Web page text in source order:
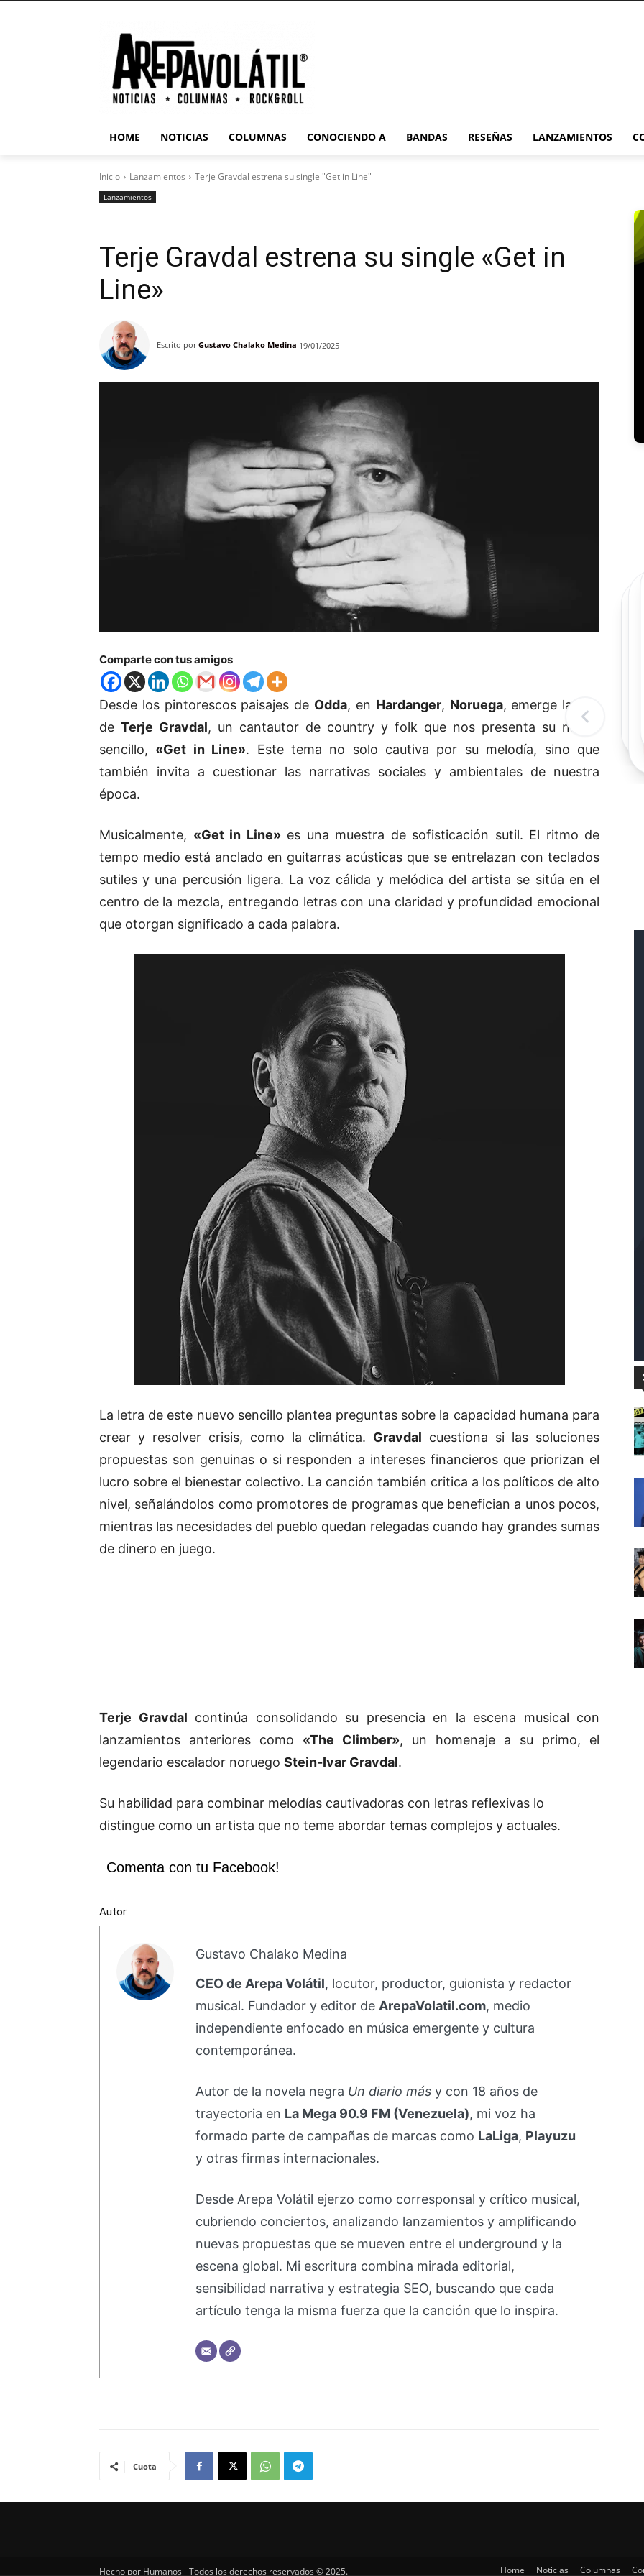
HOME NOTICIAS COLUMNAS CONOCIENDO A BANDAS RESEÑAS LANZAMIENTOS
Inicio Lanzamientos Terje Gravdal estrena su single "Get in Line"
Lanzamientos
Terje Gravdal estrena su single «Get in
Line»
Escrito por Gustavo Chalako Medina 19/01/2025
Comparte con tus amigos
Desde los pintorescos paisajes de Odda, en Hardanger, Noruega, emerge la voz
de Terje Gravdal, un cantautor de country y folk que nos presenta su nuevo
sencillo, «Get in Line». Este tema no solo cautiva por su melodía, sino que
también invita a cuestionar las narrativas sociales y ambientales de nuestra
época.
Musicalmente, «Get in Line»es una muestra de sofisticación sutil. El ritmo de
tempo medio está anclado en guitarras acústicas que se entrelazan con teclados
sutiles y una percusión ligera. La voz cálida y melódica del artista se sitúa en el
centro de la mezcla, entregando letras con una claridad y profundidad emocional
que otorgan significado a cada palabra.
La letra de este nuevo sencillo plantea preguntas sobre la capacidad humana para
crear y resolver crisis, como la climática. Gravdal cuestiona si las soluciones
propuestas son genuinas o si responden a intereses financieros que priorizan el
lucro sobre el bienestar colectivo. La canción también critica a los políticos de alto
nivel, señalándolos como promotores de programas que benefician a unos pocos,
mientras las necesidades del pueblo quedan relegadas cuando hay grandes sumas
de dinero en juego.
Terje Gravdal continúa consolidando su presencia en la escena musical con
lanzamientos anteriores como «The Climber», un homenaje a su primo, el
legendario escalador noruego Stein-Ivar Gravdal.
Su habilidad para combinar melodías cautivadoras con letras reflexivas lo
distingue como un artista que no teme abordar temas complejos y actuales.
Comenta con tu Facebook!
Autor
Gustavo Chalako Medina
CEO de Arepa Volátil, locutor, productor, guionista y redactor
musical. Fundador y editor de ArepaVolatil.com, medio
independiente enfocado en música emergente y cultura
contemporánea.
Autor de la novela negra Un diario másy con 18 años de
trayectoria en La Mega 90.9 FM (Venezuela), mi voz ha
formado parte de campañas de marcas como LaLiga, Playuzu
y otras firmas internacionales.
Desde Arepa Volátil ejerzo como corresponsal y crítico musical,
cubriendo conciertos, analizando lanzamientos y amplificando
nuevas propuestas que se mueven entre el underground y la
escena global. Mi escritura combina mirada editorial,
sensibilidad narrativa y estrategia SEO, buscando que cada
artículo tenga la misma fuerza que la canción que lo inspira.
Cuota
Hecho por Humanos - Todos los derechos reservados © 2025. Home Noticias Columnas